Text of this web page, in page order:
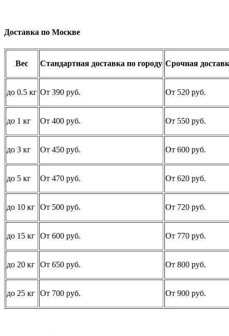
Доставка по Москве
Вес Стандартная доставка по городу Срочная
до 0.5 кг От 390 руб. От 520 руб.
до 1 кг От 400 руб. От 550 руб.
до 3 кг От 450 руб. От 600 руб.
до 5 кг От 470 руб. От 620 руб.
до 10 кг От 500 руб. От 720 руб.
до 15 кг От 600 руб. От 770 руб.
до 20 кг От 650 руб. От 800 руб.
до 25 кг От 700 руб. От 900 руб.